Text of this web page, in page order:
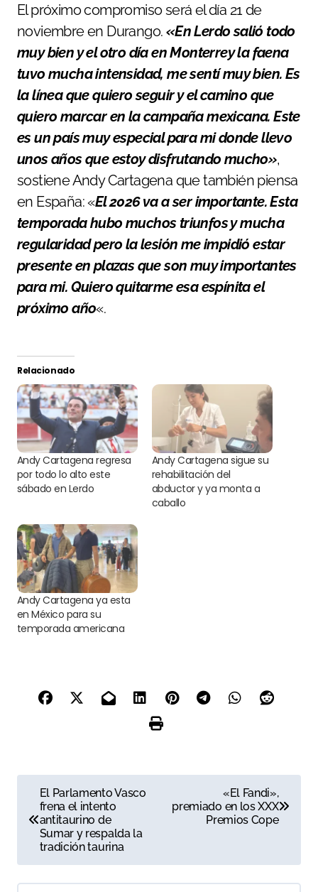
El próximo compromiso será el día 21 de
noviembre en Durango. «En Lerdo salió todo
muy bien y el otro día en Monterrey la faena
tuvo mucha intensidad, me sentí muy bien. Es
la línea que quiero seguir y el camino que
quiero marcar en la campaña mexicana. Este
es un país muy especial para mi donde llevo
unos años que estoy disfrutando mucho»,
sostiene Andy Cartagena que también piensa
en España: «El 2026 va a ser importante. Esta
temporada hubo muchos triunfos y mucha
regularidad pero la lesión me impidió estar
presente en plazas que son muy importantes
para mi. Quiero quitarme esa espínita el
próximo año«.
Relacionado
Andy Cartagena regresa
por todo lo alto este
sábado en Lerdo
Andy Cartagena sigue su
rehabilitación del
abductor y ya monta a
caballo
Andy Cartagena ya esta
en México para su
temporada americana
a
e
El Parlamento Vasco
frena el intento
antitaurino de
Sumar y respalda la
tradición taurina
«El Fandi»,
premiado en los XXX
Premios Cope